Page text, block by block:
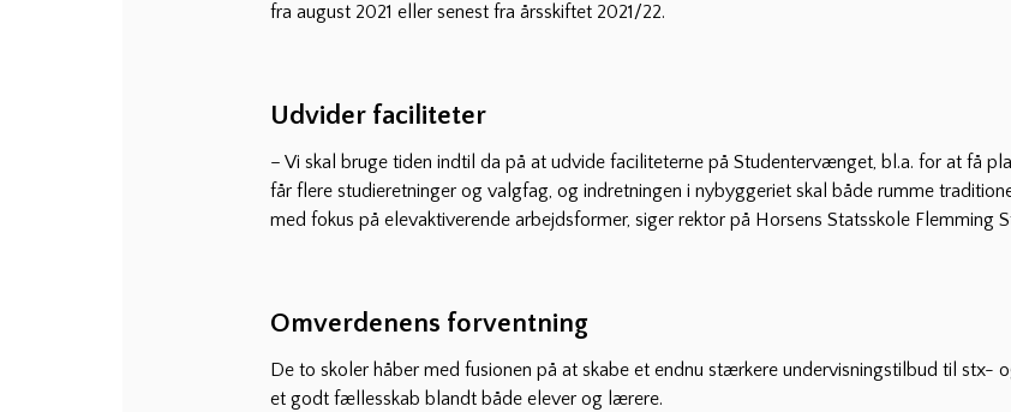
fra august 2021 eller senest fra årsskiftet 2021/22.
Udvider faciliteter
– Vi skal bruge tiden indtil da på at udvide faciliteterne på Studentervænget, bl.a. for at få
får flere studieretninger og valgfag, og indretningen i nybyggeriet skal både rumme
med fokus på elevaktiverende arbejdsformer, siger rektor på Horsens Statsskole Flemming
Omverdenens forventning
De to skoler håber med fusionen på at skabe et endnu stærkere undervisningstilbud til stx-
et godt fællesskab blandt både elever og lærere.